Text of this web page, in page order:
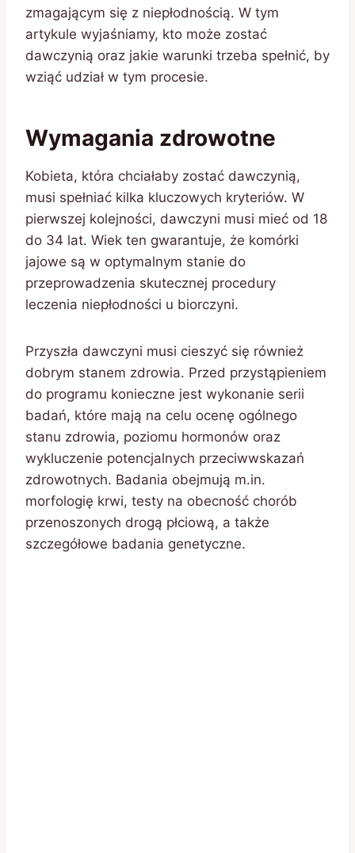
zmagającym się z niepłodnością. W tym
artykule wyjaśniamy, kto może zostać
dawczynią oraz jakie warunki trzeba spełnić, by
wziąć udział w tym procesie.
Wymagania zdrowotne
Kobieta, która chciałaby zostać dawczynią,
musi spełniać kilka kluczowych kryteriów. W
pierwszej kolejności, dawczyni musi mieć od 18
do 34 lat. Wiek ten gwarantuje, że komórki
jajowe są w optymalnym stanie do
przeprowadzenia skutecznej procedury
leczenia niepłodności u biorczyni.
Przyszła dawczyni musi cieszyć się również
dobrym stanem zdrowia. Przed przystąpieniem
do programu konieczne jest wykonanie serii
badań, które mają na celu ocenę ogólnego
stanu zdrowia, poziomu hormonów oraz
wykluczenie potencjalnych przeciwwskazań
zdrowotnych. Badania obejmują m.in.
morfologię krwi, testy na obecność chorób
przenoszonych drogą płciową, a także
szczegółowe badania genetyczne.